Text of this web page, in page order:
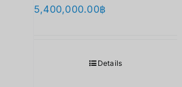
5,400,000.00฿
Details